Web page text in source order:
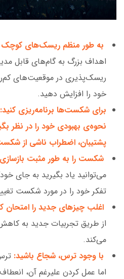
به طور منظم ریسک‌های کوچک
اهداف بزرگ به گام‌های قابل
ریسک‌پذیری در موقعیت‌های
خود را افزایش دهید.
برای شکست‌ها برنامه‌ریزی
نحوه‌ی بهبودی خود را در نظر
پشتیبان، اضطراب ناشی از
شکست را به طور مثبت
می‌توانید یاد بگیرید به جای
تفکر خود را در مورد شکست
اغلب چیزهای جدید را امتحان
از طریق تجربیات جدید به
می‌کند.
با وجود ترس، شجاع باشید:
اما عمل کردن علیرغم آن،